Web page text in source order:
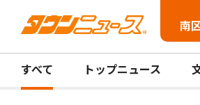
南
すべて トップニュース